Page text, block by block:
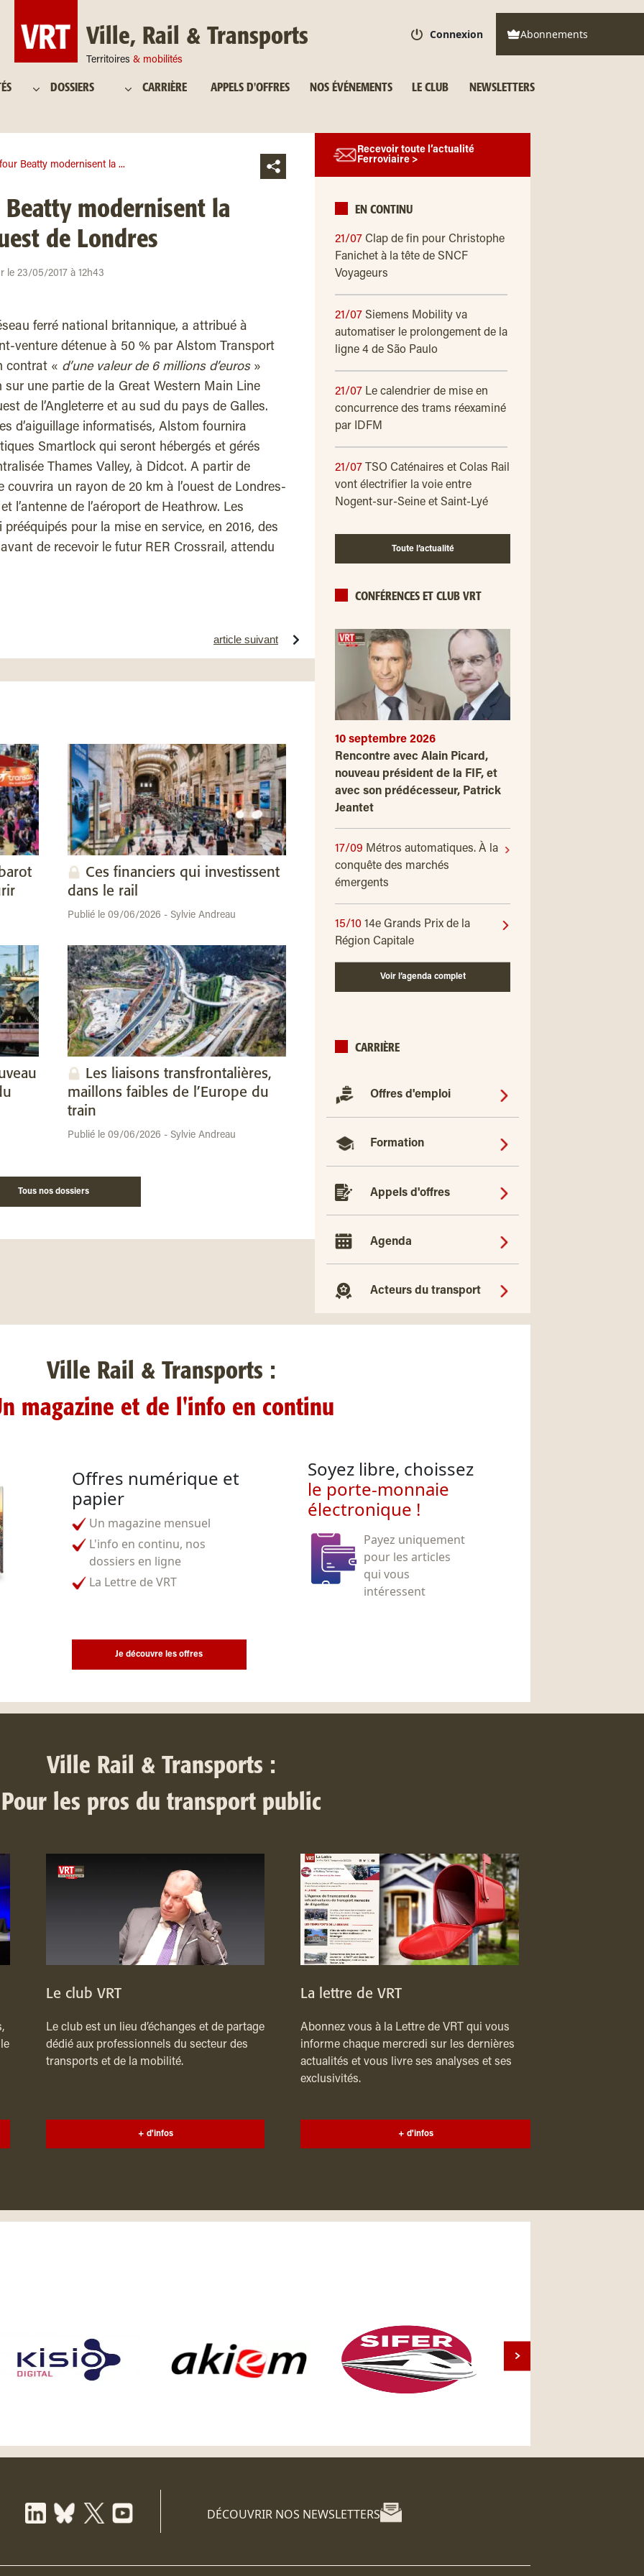
Ville, Rail & Transports
Territoires & mobilités
Connexion Abonnements
DOSSIERS CARRIÈRE APPELS D'OFFRES NOS ÉVÉNEMENTS LE CLUB NEWSLETTERS
Beatty modernisent la ...
modernisent la
de Londres
le 23/05/2017 à 12h43
ferré national britannique, a attribué à
venture détenue à 50 % par Alstom Transport
contrat « d’une valeur de 6 millions d’euros »
une partie de la Great Western Main Line
de l’Angleterre et au sud du pays de Galles.
d’aiguillage informatisés, Alstom fournira
Smartlock qui seront hébergés et gérés
Thames Valley, à Didcot. A partir de
couvrira un rayon de 20 km à l’ouest de Londres-
l’antenne de l’aéroport de Heathrow. Les
pour la mise en service, en 2016, des
de recevoir le futur RER Crossrail, attendu
article suivant
Ces financiers qui investissent
dans le rail
Publié le 09/06/2026 - Sylvie Andreau
Les liaisons transfrontalières,
maillons faibles de l’Europe du
train
Publié le 09/06/2026 - Sylvie Andreau
Tous nos dossiers
Recevoir toute l’actualité
Ferroviaire >
EN CONTINU
21/07 Clap de fin pour Christophe
Fanichet à la tête de SNCF
Voyageurs
21/07 Siemens Mobility va
automatiser le prolongement de la
ligne 4 de São Paulo
21/07 Le calendrier de mise en
concurrence des trams réexaminé
par IDFM
21/07
TSO Caténaires et Colas Rail
vont électrifier la voie entre
Nogent-sur-Seine et Saint-Lyé
Toute l’actualité
CONFÉRENCES ET CLUB VRT
10 septembre 2026
Rencontre avec Alain Picard,
nouveau président de la FIF, et
avec son prédécesseur, Patrick
Jeantet
17/09 Métros automatiques. À la
conquête des marchés
émergents
15/10 14e Grands Prix de la
Région Capitale
Voir l’agenda complet
CARRIÈRE
Offres d'emploi
Formation
Appels d'offres
Agenda
Acteurs du transport
Ville Rail & Transports :
magazine et de l'info en continu
Offres numérique et
papier
Un magazine mensuel
L'info en continu, nos
dossiers en ligne
La Lettre de VRT
Soyez libre, choissez
le porte-monnaie
électronique !
Payez uniquement
pour les articles
qui vous
intéressent
Je découvre les offres
Ville Rail & Transports :
Pour les pros du transport public
Le club VRT
Le club est un lieu d’échanges et de partage
dédié aux professionnels du secteur des
transports et de la mobilité.
+ d'infos
La lettre de VRT
Abonnez vous à la Lettre de VRT qui vous
informe chaque mercredi sur les dernières
actualités et vous livre ses analyses et ses
exclusivités.
+ d'infos
DÉCOUVRIR NOS NEWSLETTERS